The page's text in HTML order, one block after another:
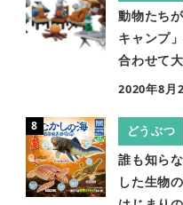
動物たち
キャンプ
合わせて
2020年8月
どうぶつ
誰も知ら
した生物